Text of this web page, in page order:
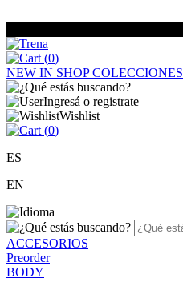
(0)
NEW IN SHOPCOLECCIONES
Ingresá o registrate
Wishlist
(0)
ES
EN
ACCESORIOS
Preorder
BODY